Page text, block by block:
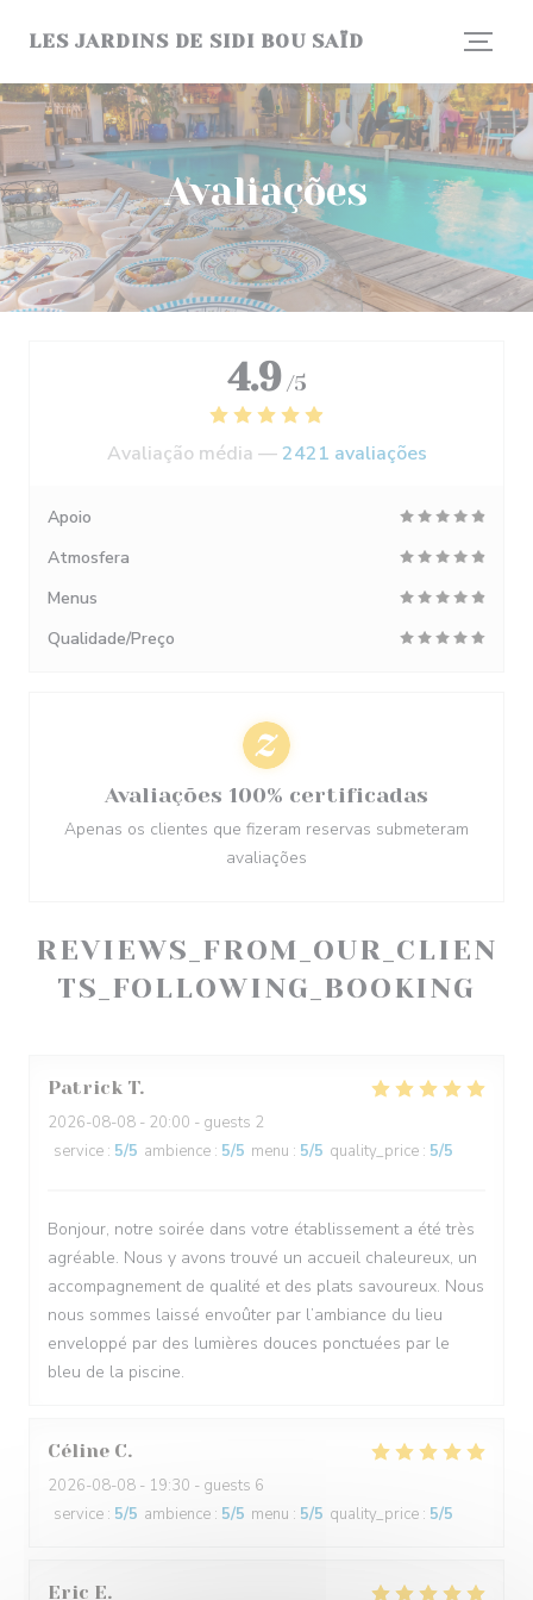
LES JARDINS DE SIDI BOU SAÏD
Avaliações
REVIEWS_FROM_OUR_CLIEN
TS_FOLLOWING_BOOKING
Patrick T
2026-08-08 - 20:00 - guests 2
service : 5/5 ambience : 5/5 menu : 5/5 quality_price : 5/5
Bonjour, notre soirée dans votre établissement a été très
agréable. Nous y avons trouvé un accueil chaleureux, un
accompagnement de qualité et des plats savoureux. Nous
nous sommes laissé envoûter par l’ambiance du lieu
enveloppé par des lumières douces ponctuées par le
bleu de la piscine.
Céline C
2026-08-08 - 19:30 - guests 6
service : 5/5 ambience : 5/5 menu : 5/5 quality_price : 5/5
Eric E
4.9 /5
Avaliação média —2421 avaliações
Apoio
Atmosfera
Menus
Qualidade/Preço
Avaliações 100% certificadas
Apenas os clientes que fizeram reservas submeteram
avaliações